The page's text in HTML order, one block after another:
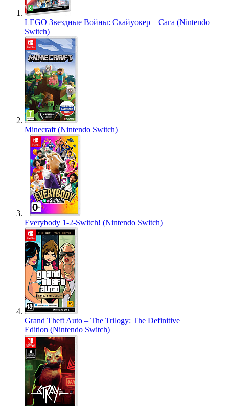
LEGO Звездные Войны: Скайуокер – Сага (Nintendo
Switch)
Minecraft (Nintendo Switch)
Everybody 1-2-Switch! (Nintendo Switch)
Grand Theft Auto – The Trilogy: The Definitive
Edition (Nintendo Switch)